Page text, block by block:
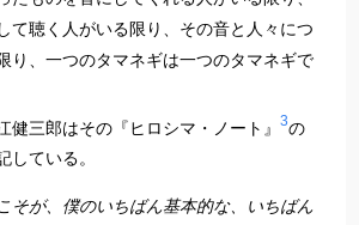
て聴く人がいる限り、その音と人々につ
り、一つのタマネギは一つのタマネギで
健三郎はその『ヒロシマ・ノート』
3の
している。
そが、僕のいちばん基本的な、いちばん